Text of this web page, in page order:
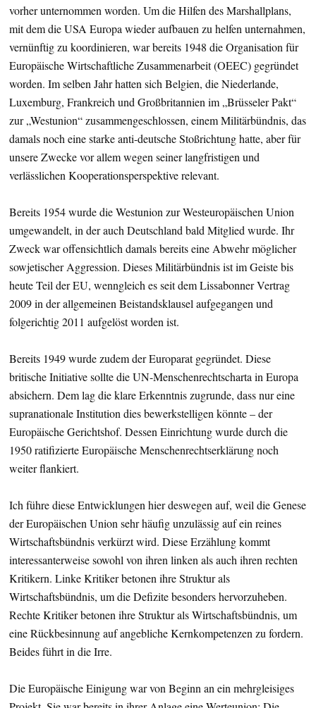
vorher unternommen worden. Um die Hilfen des Marshallplans,
mit dem die USA Europa wieder aufbauen zu helfen unternahmen,
vernünftig zu koordinieren, war bereits 1948 die Organisation für
Europäische Wirtschaftliche Zusammenarbeit (OEEC) gegründet
worden. Im selben Jahr hatten sich Belgien, die Niederlande,
Luxemburg, Frankreich und Großbritannien im „Brüsseler Pakt“
zur „Westunion“ zusammengeschlossen, einem Militärbündnis, das
damals noch eine starke anti-deutsche Stoßrichtung hatte, aber für
unsere Zwecke vor allem wegen seiner langfristigen und
verlässlichen Kooperationsperspektive relevant.
Bereits 1954 wurde die Westunion zur Westeuropäischen Union
umgewandelt, in der auch Deutschland bald Mitglied wurde. Ihr
Zweck war offensichtlich damals bereits eine Abwehr möglicher
sowjetischer Aggression. Dieses Militärbündnis ist im Geiste bis
heute Teil der EU, wenngleich es seit dem Lissabonner Vertrag
2009 in der allgemeinen Beistandsklausel aufgegangen und
folgerichtig 2011 aufgelöst worden ist.
Bereits 1949 wurde zudem der Europarat gegründet. Diese
britische Initiative sollte die UN-Menschenrechtscharta in Europa
absichern. Dem lag die klare Erkenntnis zugrunde, dass nur eine
supranationale Institution dies bewerkstelligen könnte – der
Europäische Gerichtshof. Dessen Einrichtung wurde durch die
1950 ratifizierte Europäische Menschenrechtserklärung noch
weiter flankiert.
Ich führe diese Entwicklungen hier deswegen auf, weil die Genese
der Europäischen Union sehr häufig unzulässig auf ein reines
Wirtschaftsbündnis verkürzt wird. Diese Erzählung kommt
interessanterweise sowohl von ihren linken als auch ihren rechten
Kritikern. Linke Kritiker betonen ihre Struktur als
Wirtschaftsbündnis, um die Defizite besonders hervorzuheben.
Rechte Kritiker betonen ihre Struktur als Wirtschaftsbündnis, um
eine Rückbesinnung auf angebliche Kernkompetenzen zu fordern.
Beides führt in die Irre.
Die Europäische Einigung war von Beginn an ein mehrgleisiges